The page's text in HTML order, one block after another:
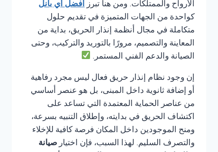
الأرواح والممتلكات. ومن هنا تبرز أفضل أي بانل
كواحدة من الجهات المتميزة في تقديم حلول
متكاملة في مجال أنظمة إنذار الحريق، بداية من
المعاينة والتصميم، مرورًا بالتوريد والتركيب، وحتى
الصيانة والدعم الفني المستمر.
إن وجود نظام إنذار حريق فعال ليس مجرد رفاهية
أو إضافة ثانوية داخل المبنى، بل هو عنصر أساسي
من عناصر الحماية المعتمدة التي تساعد على
اكتشاف الحريق في بدايته، وإطلاق التنبيه بسرعة،
ومنح الموجودين داخل المكان فرصة كافية للإخلاء
والتصرف السليم. لهذا السبب، فإن اختيار صيانة